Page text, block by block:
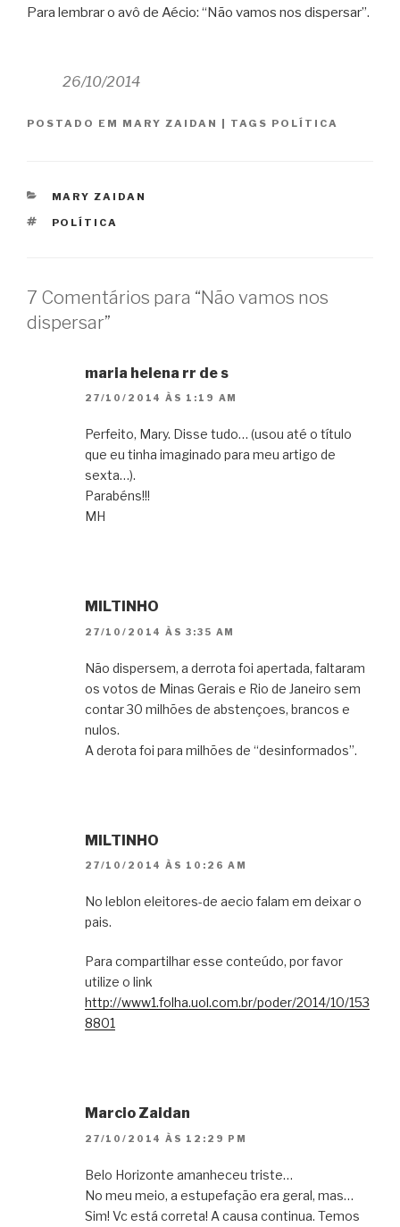
Para lembrar o avô de Aécio: “Não vamos nos dispersar”.
26/10/2014
POSTADO EM MARY ZAIDAN TAGS POLÍTICA
CATEGORIAS
MARY ZAIDAN
TAGS
POLÍTICA
7 Comentários para “Não vamos nos
dispersar”
maria helena rr de s
27/10/2014 ÀS 1:19 AM
Perfeito, Mary. Disse tudo… (usou até o título
que eu tinha imaginado para meu artigo de
sexta…).
Parabéns!!!
MH
MILTINHO
27/10/2014 ÀS 3:35 AM
Não dispersem, a derrota foi apertada, faltaram
os votos de Minas Gerais e Rio de Janeiro sem
contar 30 milhões de abstençoes, brancos e
nulos.
A derota foi para milhões de “desinformados”.
MILTINHO
27/10/2014 ÀS 10:26 AM
No leblon eleitores-de aecio falam em deixar o
pais.
Para compartilhar esse conteúdo, por favor
utilize o link
http://www1.folha.uol.com.br/poder/2014/10/153
8801
Marcio Zaidan
27/10/2014 ÀS 12:29 PM
Belo Horizonte amanheceu triste…
No meu meio, a estupefação era geral, mas…
Sim! Vc está correta! A causa continua. Temos